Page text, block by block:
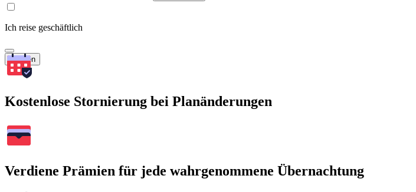
Ich reise geschäftlich
Suchen
Kostenlose Stornierung bei Planänderungen
Verdiene Prämien für jede wahrgenommene Übernachtung